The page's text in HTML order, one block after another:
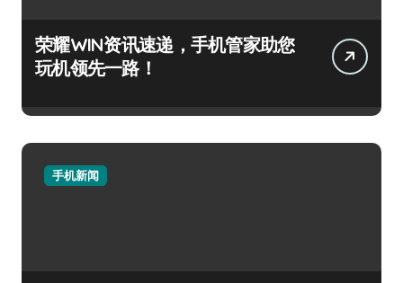
荣耀WIN资讯速递，手机管家助您
玩机领先一路！
手机新闻